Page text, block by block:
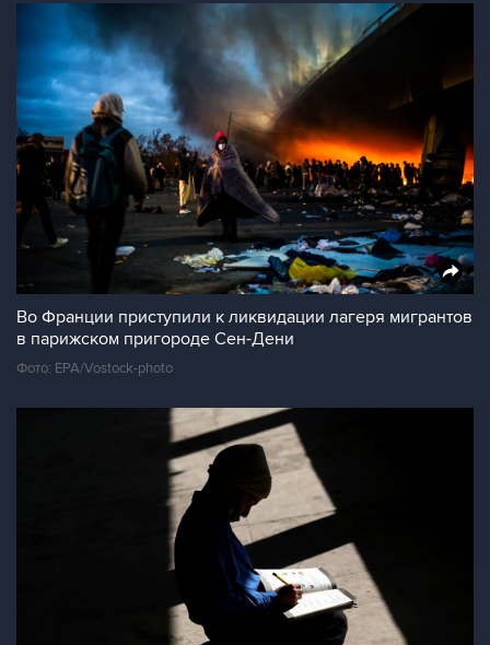
Во Франции приступили к ликвидации лагеря мигрантов
в парижском пригороде Сен-Дени
Фото: EPA/Vostock-photo